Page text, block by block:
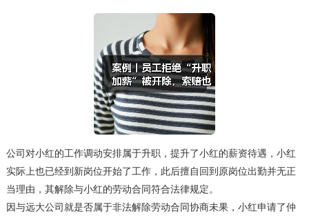
公司对小红的工作调动安排属于升职，提升了小红的薪资待遇，小红
实际上也已经到新岗位开始了工作，此后擅自回到原岗位出勤并无正
当理由，其解除与小红的劳动合同符合法律规定。
因与远大公司就是否属于非法解除劳动合同协商未果，小红申请了仲